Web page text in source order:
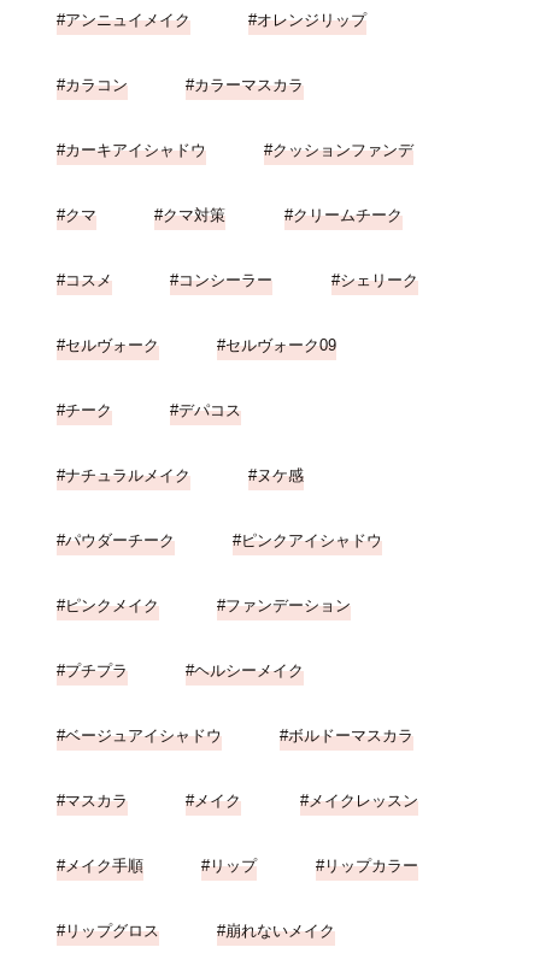
アンニュイメイク オレンジリップ
カラコン カラーマスカラ
カーキアイシャドウ クッションファンデ
クマ クマ対策 クリームチーク
コスメ コンシーラー シェリーク
セルヴォーク セルヴォーク09
チーク デパコス
ナチュラルメイク ヌケ感
パウダーチーク ピンクアイシャドウ
ピンクメイク ファンデーション
プチプラ ヘルシーメイク
ベージュアイシャドウ ボルドーマスカラ
マスカラ メイク メイクレッスン
メイク手順 リップ リップカラー
リップグロス 崩れないメイク